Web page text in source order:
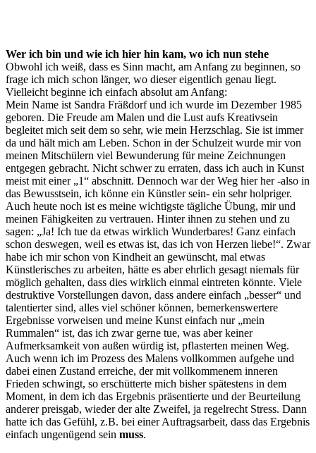
Wer ich bin und wie ich hier hin kam, wo ich nun stehe
Obwohl ich weiß, dass es Sinn macht, am Anfang zu beginnen, so
frage ich mich schon länger, wo dieser eigentlich genau liegt.
Vielleicht beginne ich einfach absolut am Anfang:
Mein Name ist Sandra Fräßdorf und ich wurde im Dezember 1985
geboren. Die Freude am Malen und die Lust aufs Kreativsein
begleitet mich seit dem so sehr, wie mein Herzschlag. Sie ist immer
da und hält mich am Leben. Schon in der Schulzeit wurde mir von
meinen Mitschülern viel Bewunderung für meine Zeichnungen
entgegen gebracht. Nicht schwer zu erraten, dass ich auch in Kunst
meist mit einer „1“ abschnitt. Dennoch war der Weg hier her -also in
das Bewusstsein, ich könne ein Künstler sein- ein sehr holpriger.
Auch heute noch ist es meine wichtigste tägliche Übung, mir und
meinen Fähigkeiten zu vertrauen. Hinter ihnen zu stehen und zu
sagen: „Ja! Ich tue da etwas wirklich Wunderbares! Ganz einfach
schon deswegen, weil es etwas ist, das ich von Herzen liebe!“. Zwar
habe ich mir schon von Kindheit an gewünscht, mal etwas
Künstlerisches zu arbeiten, hätte es aber ehrlich gesagt niemals für
möglich gehalten, dass dies wirklich einmal eintreten könnte. Viele
destruktive Vorstellungen davon, dass andere einfach „besser“ und
talentierter sind, alles viel schöner können, bemerkenswertere
Ergebnisse vorweisen und meine Kunst einfach nur „mein
Rummalen“ ist, das ich zwar gerne tue, was aber keiner
Aufmerksamkeit von außen würdig ist, pflasterten meinen Weg.
Auch wenn ich im Prozess des Malens vollkommen aufgehe und
dabei einen Zustand erreiche, der mit vollkommenem inneren
Frieden schwingt, so erschütterte mich bisher spätestens in dem
Moment, in dem ich das Ergebnis präsentierte und der Beurteilung
anderer preisgab, wieder der alte Zweifel, ja regelrecht Stress. Dann
hatte ich das Gefühl, z.B. bei einer Auftragsarbeit, dass das Ergebnis
einfach ungenügend sein muss.